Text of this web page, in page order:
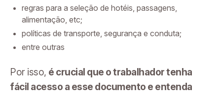
regras para a seleção de hotéis, passagens,
alimentação, etc;
políticas de transporte, segurança e conduta;
entre outras
Por isso, é crucial que o trabalhador tenha
fácil acesso a esse documento e entenda